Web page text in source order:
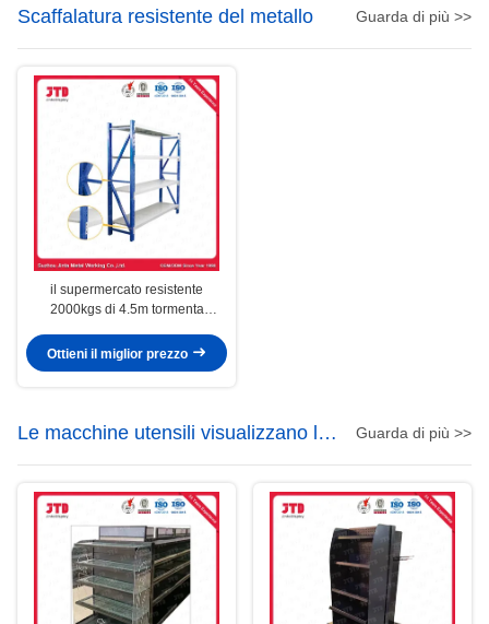
Scaffalatura resistente del metallo Guarda di più >>
il supermercato resistente
2000kgs di 4.5m tormenta
Ottieni il miglior prezzo
Le macchine utensili visualizzano lo
scaffale
Guarda di più >>